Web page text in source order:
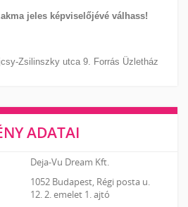
jeles képviselőjévé válhass!
Zsilinszky utca 9. Forrás Üzletház
ADATAI
Deja-Vu Dream Kft.
1052 Budapest, Régi posta u.
12. 2. emelet 1. ajtó